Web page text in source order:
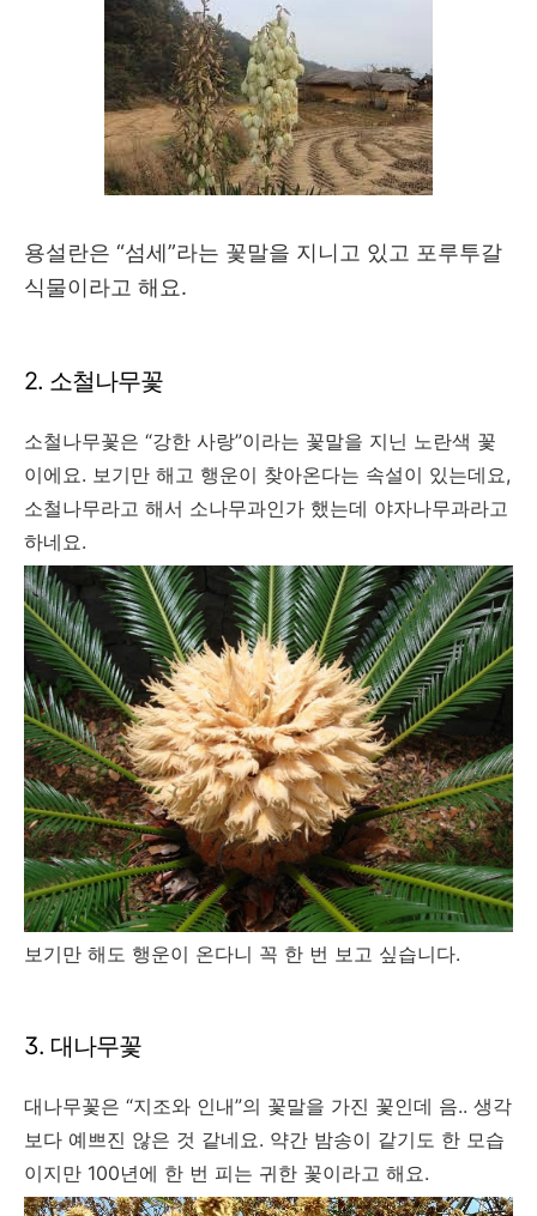
용설란은 “섬세”라는 꽃말을 지니고 있고 포루투갈
식물이라고 해요.
2. 소철나무꽃
소철나무꽃은 “강한 사랑”이라는 꽃말을 지닌 노란색 꽃
이에요. 보기만 해고 행운이 찾아온다는 속설이 있는데요,
소철나무라고 해서 소나무과인가 했는데 야자나무과라고
하네요.
보기만 해도 행운이 온다니 꼭 한 번 보고 싶습니다.
3. 대나무꽃
대나무꽃은 “지조와 인내”의 꽃말을 가진 꽃인데 음.. 생각
보다 예쁘진 않은 것 같네요. 약간 밤송이 같기도 한 모습
이지만 100년에 한 번 피는 귀한 꽃이라고 해요.